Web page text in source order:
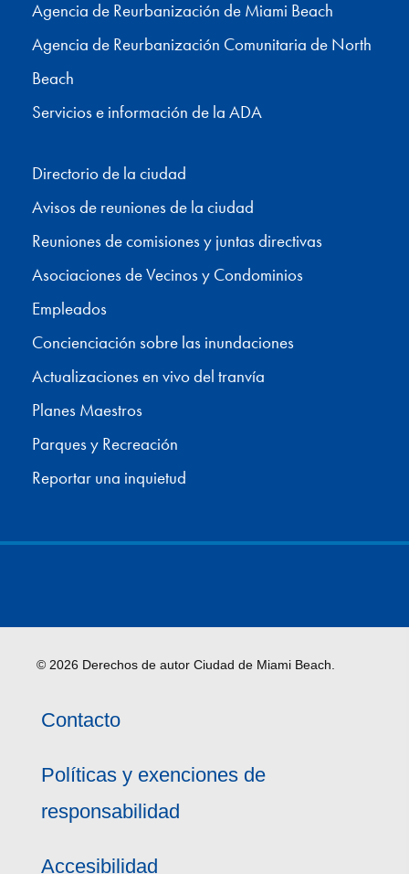
Agencia de Reurbanización de Miami Beach
Agencia de Reurbanización Comunitaria de North
Beach
Servicios e información de la ADA
Directorio de la ciudad
Avisos de reuniones de la ciudad
Reuniones de comisiones y juntas directivas
Asociaciones de Vecinos y Condominios
Empleados
Concienciación sobre las inundaciones
Actualizaciones en vivo del tranvía
Planes Maestros
Parques y Recreación
Reportar una inquietud
© 2026 Derechos de autor Ciudad de Miami Beach.
Contacto
Políticas y exenciones de
responsabilidad
Accesibilidad